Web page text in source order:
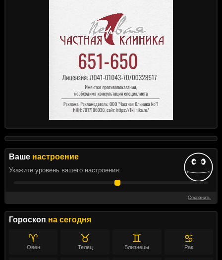
Ваше настроение
Укажите уровень вашего настроения:
Сохранить
Гороскоп на сегодня
♈
Овен
♉
Телец
♊
Близнецы
♋
Рак